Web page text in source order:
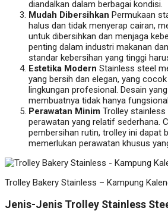
diandalkan dalam berbagai kondisi.
Mudah Dibersihkan Permukaan
halus dan tidak menyerap cairan,
untuk dibersihkan dan menjaga
penting dalam industri makanan
standar kebersihan yang tinggi
Estetika Modern Stainless steel
yang bersih dan elegan, yang
lingkungan profesional. Desain
membuatnya tidak hanya
Perawatan Minim Trolley
perawatan yang relatif sederhana.
pembersihan rutin, trolley ini dapat
memerlukan perawatan khusus
Trolley Bakery Stainless – Kampung
Jenis-Jenis Trolley Stainless